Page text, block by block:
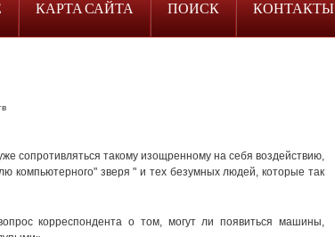
КАРТА САЙТА ПОИСК КОНТАКТЫ
сопротивляться такому изощренному на себя воздействию,
компьютерного" зверя " и тех безумных людей, которые так
корреспондента о том, могут ли появиться машины,